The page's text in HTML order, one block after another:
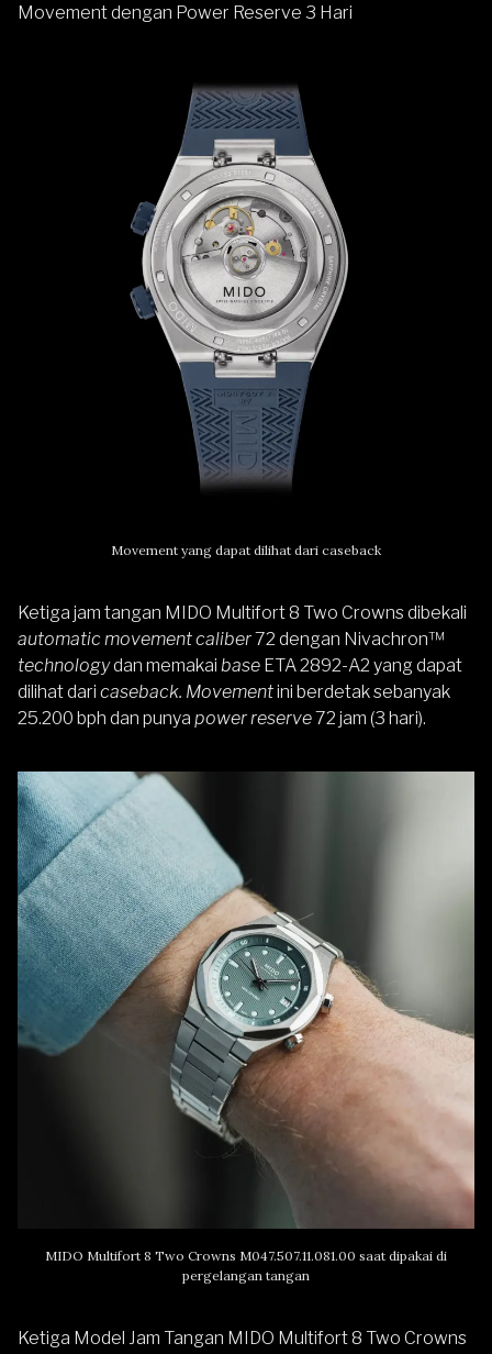
Movement dengan Power Reserve 3 Hari
Movement yang dapat dilihat dari caseback
Ketiga jam tangan MIDO Multifort 8 Two Crowns dibekali
automatic movement caliber72 dengan Nivachron™
technologydan memakai base ETA 2892-A2 yang dapat
dilihat dari caseback. Movementini berdetak sebanyak
25.200 bph dan punya power reserve72 jam (3 hari).
MIDO Multifort 8 Two Crowns M047.507.11.081.00 saat dipakai di
pergelangan tangan
Ketiga Model Jam Tangan MIDO Multifort 8 Two Crowns